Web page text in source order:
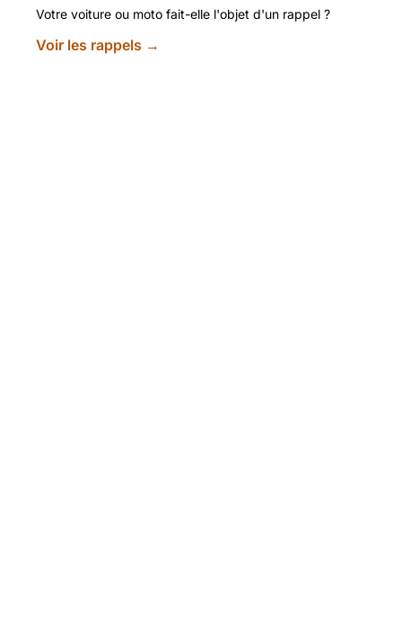
Votre voiture ou moto fait-elle l'objet d'un rappel ?
Voir les rappels →